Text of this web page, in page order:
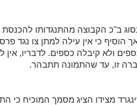
הוסיף כי אין עילה למתן צו נגד
ולא קיבלה כספים. לדבריו, אין
זו, עד שהתמונה תתבהר.
מצידו הציג מסמך המוכיח כי